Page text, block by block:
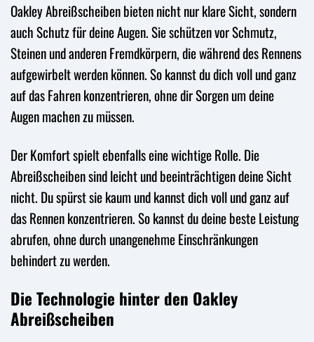
Oakley Abreißscheiben bieten nicht nur klare Sicht, sondern
auch Schutz für deine Augen. Sie schützen vor Schmutz,
Steinen und anderen Fremdkörpern, die während des Rennens
aufgewirbelt werden können. So kannst du dich voll und ganz
auf das Fahren konzentrieren, ohne dir Sorgen um deine
Augen machen zu müssen.
Der Komfort spielt ebenfalls eine wichtige Rolle. Die
Abreißscheiben sind leicht und beeinträchtigen deine Sicht
nicht. Du spürst sie kaum und kannst dich voll und ganz auf
das Rennen konzentrieren. So kannst du deine beste Leistung
abrufen, ohne durch unangenehme Einschränkungen
behindert zu werden.
Die Technologie hinter den Oakley
Abreißscheiben